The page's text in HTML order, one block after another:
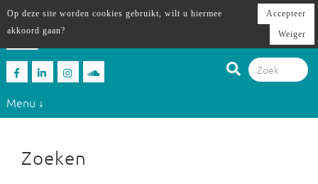
Menu ↓
Zoeken
Op deze site worden cookies gebruikt, wilt u hiermee
akkoord gaan?
Accepteer
Weiger